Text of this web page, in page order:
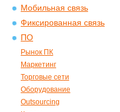
Мобильная связь
Фиксированная связь
ПО
Рынок ПК
Маркетинг
Торговые сети
Оборудование
Outsourcing